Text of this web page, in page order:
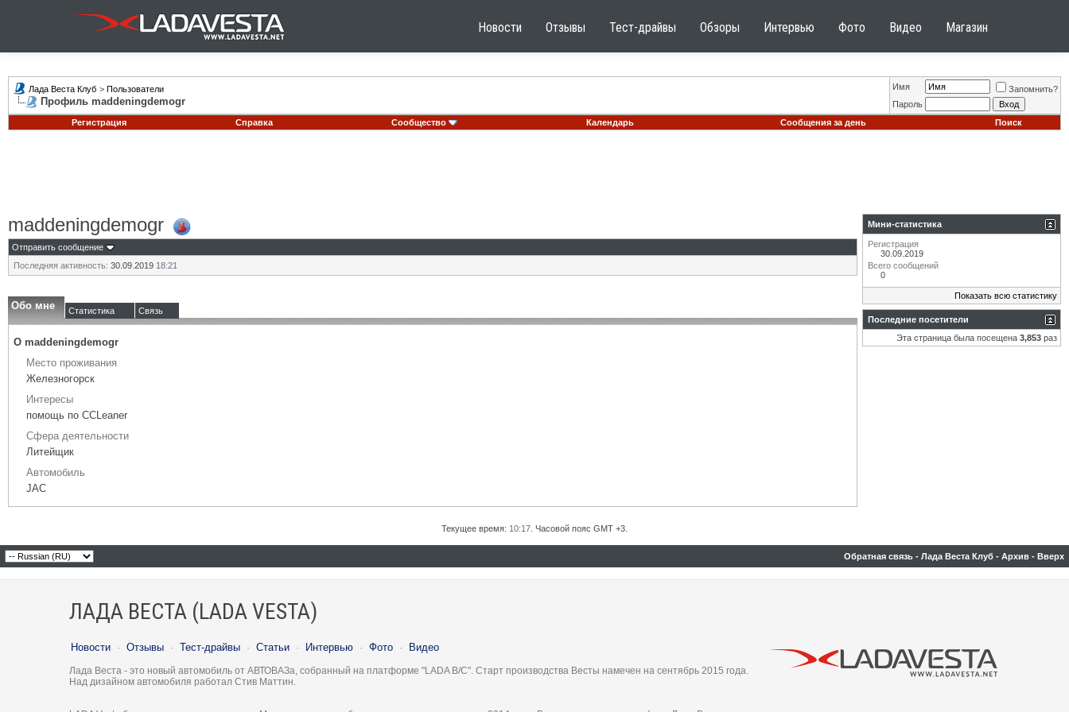
Новости Отзывы Тест-драйвы Обзоры Интервью Фото Видео Магазин
Лада Веста Клуб > Пользователи
Профиль maddeningdemogr
Имя
Запомнить?
Пароль
Регистрация
Справка Сообщество Календарь Сообщения за день Поиск
maddeningdemogr
Отправить сообщение
Последняя активность: 30.09.2019 18:21
Обо мне Статистика Связь
О maddeningdemogr
Место проживания
Железногорск
Интересы
помощь по CCLeaner
Сфера деятельности
Литейщик
Автомобиль
JAC
Мини-статистика
Регистрация
30.09.2019
Всего сообщений
0
Показать всю статистику
Последние посетители
Эта страница была посещена 3,853 раз
Текущее время: 10:17 . Часовой пояс GMT +3.
Обратная связь - Лада Веста Клуб - Архив - Вверх
ЛАДА ВЕСТА (LADA VESTA)
Новости · Отзывы · Тест-драйвы · Статьи · Интервью · Фото · Видео
Лада Веста - это новый автомобиль от АВТОВАЗа, собранный на платформе "LADA B/C". Старт производства Весты намечен на сентябрь 2015 года.
Над дизайном автомобиля работал Стив Маттин.